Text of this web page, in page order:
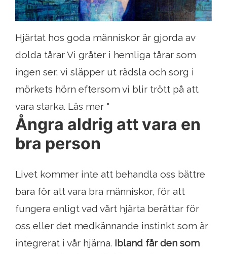
Hjärtat hos goda människor är gjorda av
dolda tårar Vi gråter i hemliga tårar som
ingen ser, vi släpper ut rädsla och sorg i
mörkets hörn eftersom vi blir trött på att
vara starka. Läs mer "
Ångra aldrig att vara en
bra person
Livet kommer inte att behandla oss bättre
bara för att vara bra människor, för att
fungera enligt vad vårt hjärta berättar för
oss eller det medkännande instinkt som är
integrerat i vår hjärna. Ibland får den som